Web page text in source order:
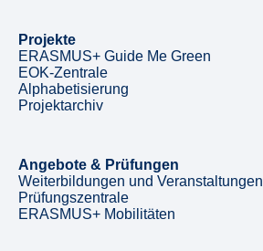
Projekte
ERASMUS+ Guide Me Green
EOK-Zentrale
Alphabetisierung
Projektarchiv
Angebote & Prüfungen
Weiterbildungen und Veranstaltungen
Prüfungszentrale
ERASMUS+ Mobilitäten